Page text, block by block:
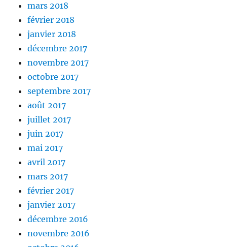
mars 2018
février 2018
janvier 2018
décembre 2017
novembre 2017
octobre 2017
septembre 2017
août 2017
juillet 2017
juin 2017
mai 2017
avril 2017
mars 2017
février 2017
janvier 2017
décembre 2016
novembre 2016